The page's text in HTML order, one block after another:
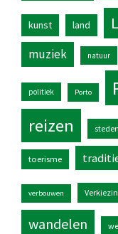
kunst land
muziek natuur
politiek Porto
reizen steden
toerisme
verbouwen
wandelen